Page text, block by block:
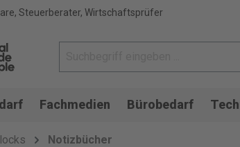
Steuerberater, Wirtschaftsprüfer
Fachmedien Bürobedarf
Notizbücher